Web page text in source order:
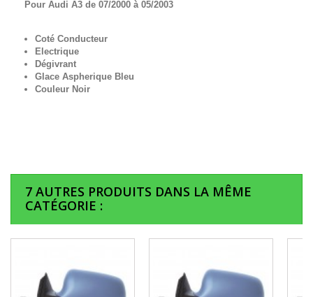
Pour Audi A3 de 07/2000 à 05/2003
Coté Conducteur
Electrique
Dégivrant
Glace Aspherique Bleu
Couleur Noir
7 AUTRES PRODUITS DANS LA MÊME
CATÉGORIE :